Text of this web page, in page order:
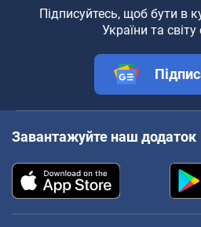
Підписуйтесь, щоб бути в
України та світу
Завантажуйте наш додаток